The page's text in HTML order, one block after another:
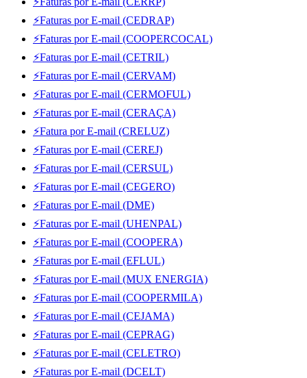
⚡Faturas por E-mail (CEDRAP)
⚡Faturas por E-mail (COOPERCOCAL)
⚡Faturas por E-mail (CETRIL)
⚡Faturas por E-mail (CERVAM)
⚡Faturas por E-mail (CERMOFUL)
⚡Faturas por E-mail (CERAÇA)
⚡Fatura por E-mail (CRELUZ)
⚡Faturas por E-mail (CEREJ)
⚡Faturas por E-mail (CERSUL)
⚡Faturas por E-mail (CEGERO)
⚡Faturas por E-mail (DME)
⚡Faturas por E-mail (UHENPAL)
⚡Faturas por E-mail (COOPERA)
⚡Faturas por E-mail (EFLUL)
⚡Faturas por E-mail (MUX ENERGIA)
⚡Faturas por E-mail (COOPERMILA)
⚡Faturas por E-mail (CEJAMA)
⚡Faturas por E-mail (CEPRAG)
⚡Faturas por E-mail (CELETRO)
⚡Faturas por E-mail (DCELT)